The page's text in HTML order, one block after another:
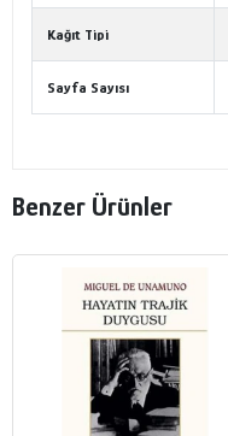
Kağıt Tipi
Sayfa Sayısı
Benzer Ürünler